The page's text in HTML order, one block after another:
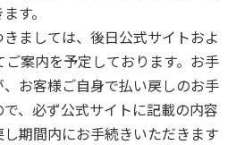
す。
ましては、後日公式サイトおよ
案内を予定しております。お手
お客様ご自身で払い戻しのお手
、必ず公式サイトに記載の内容
期間内にお手続きいただきます